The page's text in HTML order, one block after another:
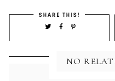
SHARE THIS!
NO